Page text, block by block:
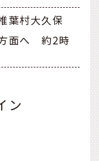
葉村大久保
面へ 約2時
ン